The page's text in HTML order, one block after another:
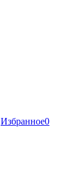
Избранное0